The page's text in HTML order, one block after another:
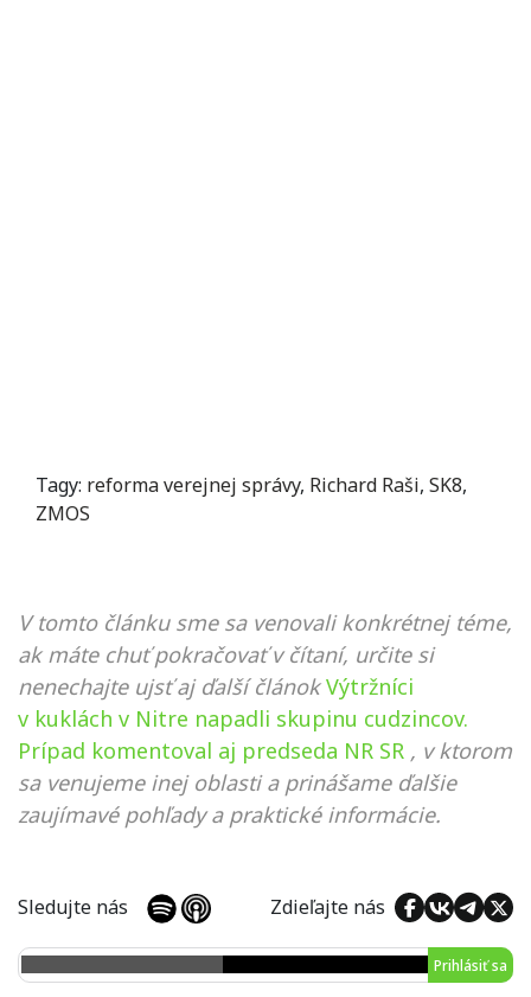
Tagy: reforma verejnej správy, Richard Raši, SK8,
ZMOS
V tomto článku sme sa venovali konkrétnej téme,
ak máte chuť pokračovať v čítaní, určite si
nenechajte ujsť aj ďalší článok Výtržníci
v kuklách v Nitre napadli skupinu cudzincov.
Prípad komentoval aj predseda NR SR , v ktorom
sa venujeme inej oblasti a prinášame ďalšie
zaujímavé pohľady a praktické informácie.
Sledujte nás Zdieľajte nás
Prihlásiť sa